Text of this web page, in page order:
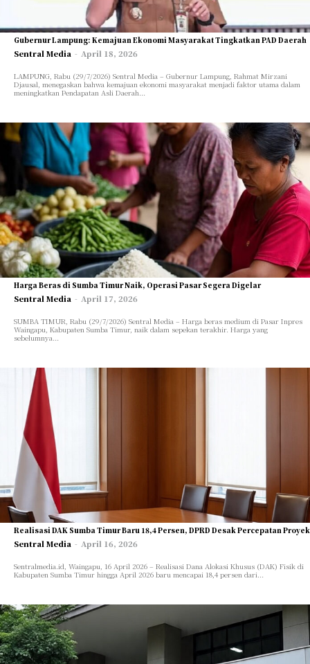
OPINI/ESAI
ARTIKEL/FEATURE
GAYA HIDUP
TENTANG KAMI
OPINI/ESAI
ARTIKEL/FEATURE
GAYA HIDUP
TENTANG KAMI
Gubernur Lampung: Kemajuan Ekonomi Masyarakat Tingkatkan PAD Daerah
Sentral Media - April 18, 2026
LAMPUNG, Rabu (29/7/2026) Sentral Media – Gubernur Lampung, Rahmat Mirzani
Djausal, menegaskan bahwa kemajuan ekonomi masyarakat menjadi faktor utama dalam
meningkatkan Pendapatan Asli Daerah...
Harga Beras di Sumba Timur Naik, Operasi Pasar Segera Digelar
Sentral Media - April 17, 2026
SUMBA TIMUR, Rabu (29/7/2026) Sentral Media – Harga beras medium di Pasar Inpres
Waingapu, Kabupaten Sumba Timur, naik dalam sepekan terakhir. Harga yang
sebelumnya...
Realisasi DAK Sumba Timur Baru 18,4 Persen, DPRD Desak Percepatan Proyek
Sentral Media - April 16, 2026
Sentralmedia.id, Waingapu, 16 April 2026 – Realisasi Dana Alokasi Khusus (DAK) Fisik di
Kabupaten Sumba Timur hingga April 2026 baru mencapai 18,4 persen dari...